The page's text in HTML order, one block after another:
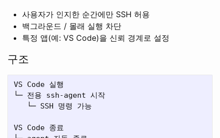
사용자가 인지한 순간에만 SSH 허용
백그라운드 / 몰래 실행 차단
특정 앱(예: VS Code)을 신뢰 경계로 설정
구조
VS Code 실행
└─ 전용 ssh-agent 시작
   └─ SSH 명령 가능
VS Code 종료